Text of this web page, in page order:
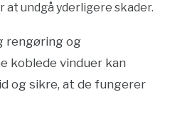
undgå yderligere skader.
rengøring og
koblede vinduer kan
og sikre, at de fungerer